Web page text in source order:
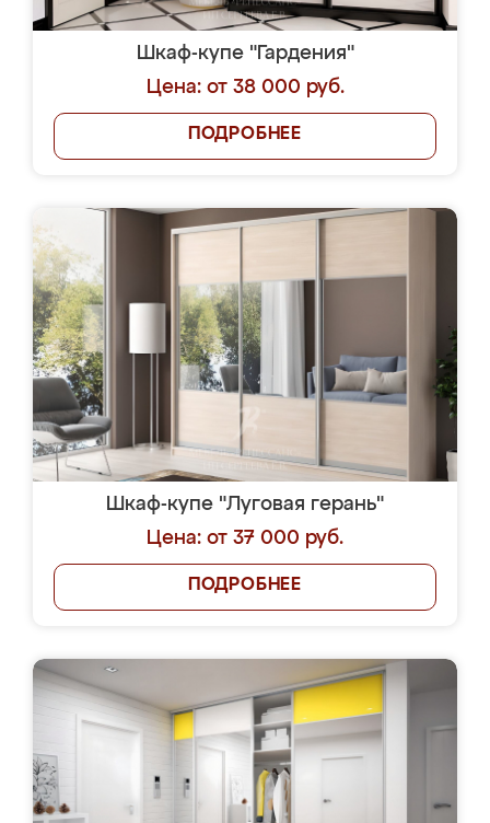
Шкаф-купе "Гардения"
Цена: от 38 000 руб.
ПОДРОБНЕЕ
Шкаф-купе "Луговая герань"
Цена: от 37 000 руб.
ПОДРОБНЕЕ